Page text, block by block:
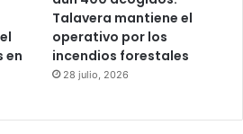
en
Talavera mantiene el
operativo por los
incendios forestales
28 julio, 2026